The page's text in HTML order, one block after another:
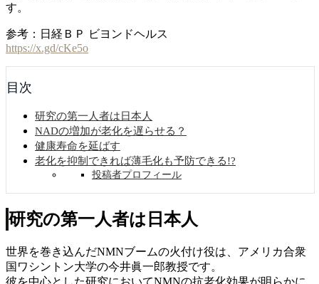
す。
参考：日経ＢＰ ビヨンドヘルス
https://x.gd/cKe5o
目次
研究の第一人者は日本人
NADの増加が老化を遅らせる？
健康寿命を延ばす
老化を抑制できれば薄毛化も予防できる!?
投稿者プロフィール
研究の第一人者は日本人
世界を巻き込んだNMNブームの火付け役は、アメリカ合衆
国ワシントン大学の今井眞一郎教授です。
彼を中心とした研究においてNMNの抗老化効果が明らかに